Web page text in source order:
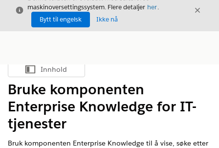
Avslutt
maskinoversettingssystem. Flere detaljer her.
Bytt til engelsk
Ikke nå
Avslutt
Vis innholdsfortegnelse
Innhold
Bruke komponenten
Enterprise Knowledge for IT-
tjenester
Bruk komponenten Enterprise Knowledge til å vise, søke etter